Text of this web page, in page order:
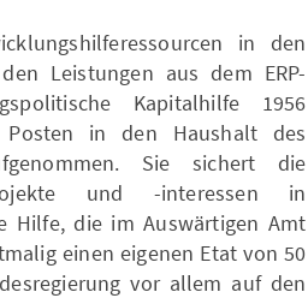
in den
Leistungen aus dem ERP-
Kapitalhilfe 1956
in den Haushalt des
Sie sichert die
und -interessen in
Hilfe, die im Auswärtigen Amt
einen eigenen Etat von 50
vor allem auf den